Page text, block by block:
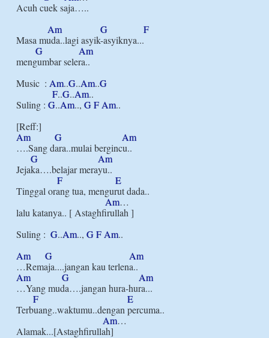
Acuh cuek saja…..
Am
G
F
Masa muda..lagi asyik-asyiknya...
G
Am
mengumbar selera..
Music  : Am..G..Am..G
F..G..Am..
Suling : G..Am.., GF Am..
Am
G
Am
….Sang dara..mulai bergincu..
G
Am
Jejaka….belajar merayu..
F
E
Tinggal orang tua, mengurut dada..
Am…
lalu katanya.. [ Astaghfirullah ]
Suling : G..Am.., GF Am..
Am
G
Am
Am
G
Am
…Yang muda….jangan hura-hura...
F
E
Terbuang..waktumu..dengan percuma..
Am…
Alamak...[Astaghfirullah]